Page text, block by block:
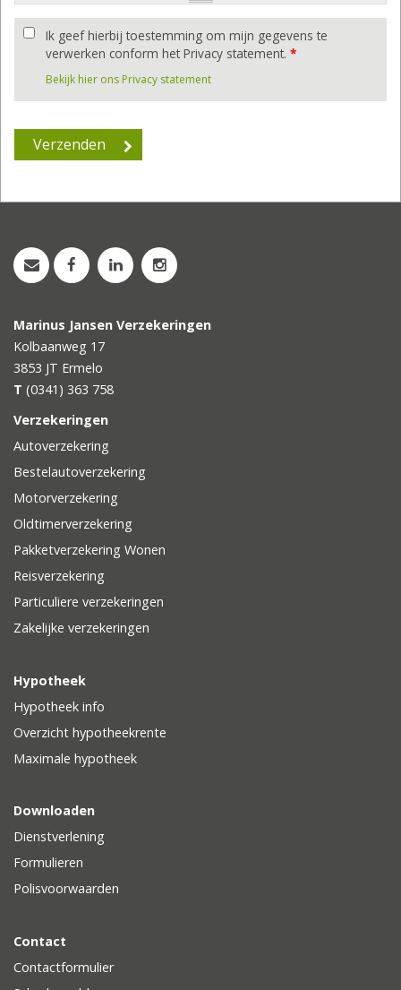
Ik geef hierbij toestemming om mijn gegevens te
verwerken conform het Privacy statement. *
Bekijk hier ons Privacy statement
Marinus Jansen Verzekeringen
Kolbaanweg 17
3853 JT Ermelo
T (0341) 363 758
Verzekeringen
Autoverzekering
Bestelautoverzekering
Motorverzekering
Oldtimerverzekering
Pakketverzekering Wonen
Reisverzekering
Particuliere verzekeringen
Zakelijke verzekeringen
Hypotheek
Hypotheek info
Overzicht hypotheekrente
Maximale hypotheek
Downloaden
Dienstverlening
Formulieren
Polisvoorwaarden
Contact
Contactformulier